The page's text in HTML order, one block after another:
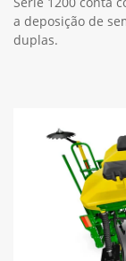
a deposição de
duplas.